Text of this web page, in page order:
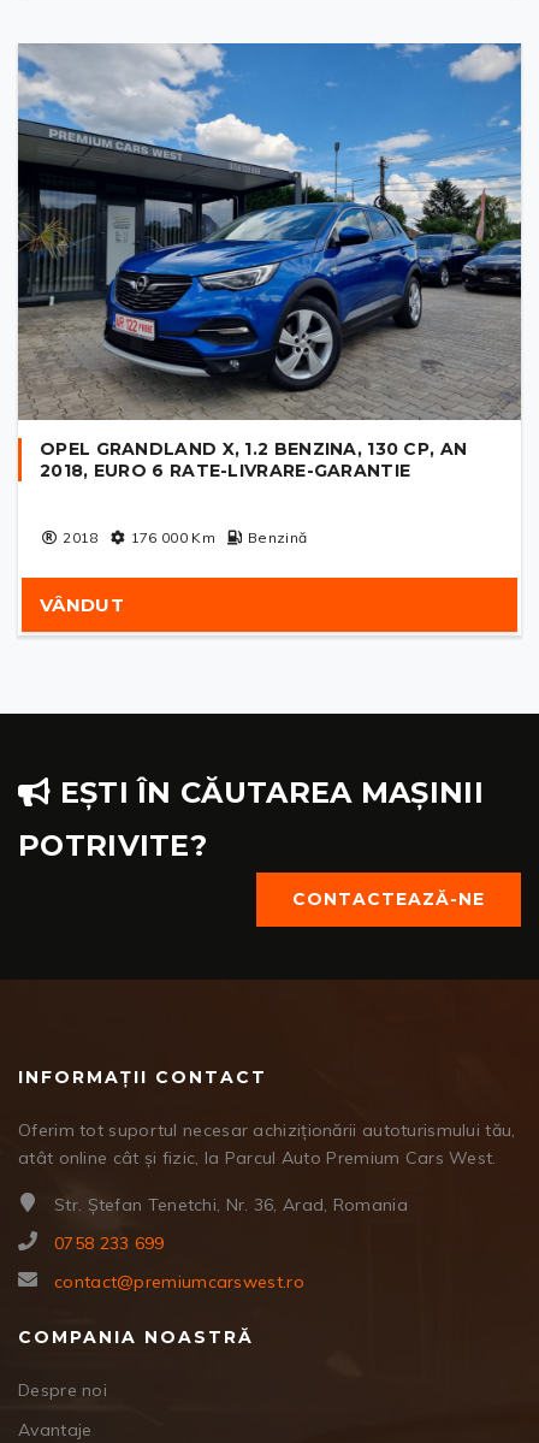
OPEL GRANDLAND X, 1.2 BENZINA, 130 CP, AN
2018, EURO 6 RATE-LIVRARE-GARANTIE
2018 176 000Km Benzină
VÂNDUT
EȘTI ÎN CĂUTAREA MAȘINII
POTRIVITE?
CONTACTEAZĂ-NE
INFORMAȚII CONTACT
Oferim tot suportul necesar achiziționării autoturismului tău,
atât online cât și fizic, la Parcul Auto Premium Cars West.
Str. Ștefan Tenetchi, Nr. 36, Arad, Romania
0758 233 699
contact@premiumcarswest.ro
COMPANIA NOASTRĂ
Despre noi
Avantaje